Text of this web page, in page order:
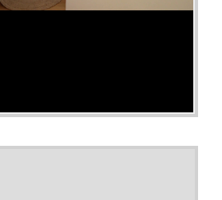
más emblemáticos de Madrid. A